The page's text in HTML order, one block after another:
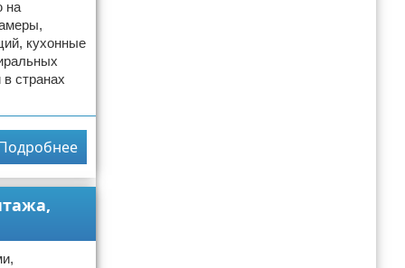
на
кухонные
странах